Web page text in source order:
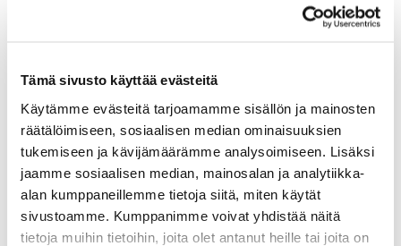
Tämä sivusto käyttää evästeitä
Käytämme evästeitä tarjoamamme sisällön ja mainosten
räätälöimiseen, sosiaalisen median ominaisuuksien
tukemiseen ja kävijämäärämme analysoimiseen. Lisäksi
jaamme sosiaalisen median, mainosalan ja analytiikka-
alan kumppaneillemme tietoja siitä, miten käytät
sivustoamme. Kumppanimme voivat yhdistää näitä
tietoja muihin tietoihin, joita olet antanut heille tai joita on
ALESSI